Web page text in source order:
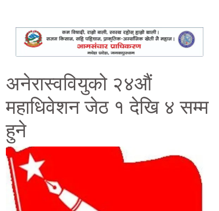
अनेरास्ववियुको २४औं
महाधिवेशन जेठ १ देखि ४ सम्म
हुने